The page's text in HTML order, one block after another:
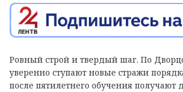
Ровный строй и твердый шаг. По
уверенно ступают новые стражи
после пятилетнего обучения получают